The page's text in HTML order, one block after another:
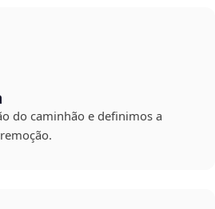
do caminhão e definimos a